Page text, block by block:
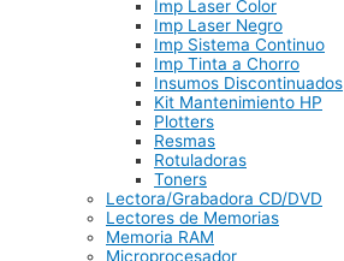
Imp Laser Color
Imp Laser Negro
Imp Sistema Continuo
Imp Tinta a Chorro
Insumos Discontinuados
Kit Mantenimiento HP
Plotters
Resmas
Rotuladoras
Toners
Lectora/Grabadora CD/DVD
Lectores de Memorias
Memoria RAM
Microprocesador